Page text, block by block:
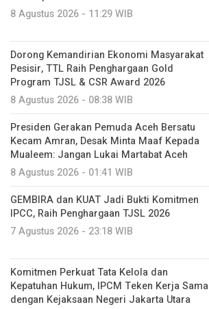
8 Agustus 2026 - 11:29 WIB
Dorong Kemandirian Ekonomi Masyarakat
Pesisir, TTL Raih Penghargaan Gold
Program TJSL & CSR Award 2026
8 Agustus 2026 - 08:38 WIB
Presiden Gerakan Pemuda Aceh Bersatu
Kecam Amran, Desak Minta Maaf Kepada
Mualeem: Jangan Lukai Martabat Aceh
8 Agustus 2026 - 01:41 WIB
GEMBIRA dan KUAT Jadi Bukti Komitmen
IPCC, Raih Penghargaan TJSL 2026
7 Agustus 2026 - 23:18 WIB
Komitmen Perkuat Tata Kelola dan
Kepatuhan Hukum, IPCM Teken Kerja Sama
dengan Kejaksaan Negeri Jakarta Utara